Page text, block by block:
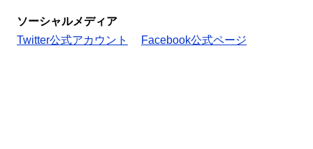
ソーシャルメディア
Twitter公式アカウント
Facebook公式ページ